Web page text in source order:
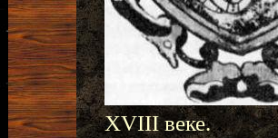
XVIII веке..